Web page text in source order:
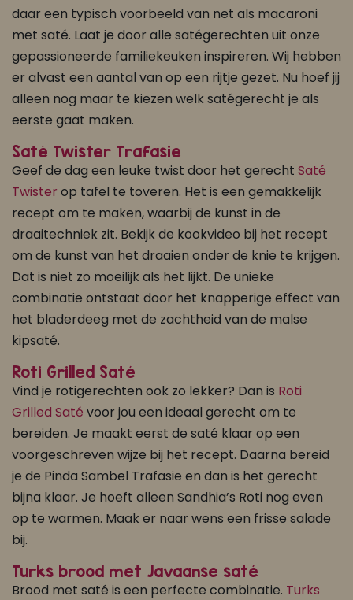
daar een typisch voorbeeld van net als macaroni
met saté. Laat je door alle satégerechten uit onze
gepassioneerde familiekeuken inspireren. Wij hebben
er alvast een aantal van op een rijtje gezet. Nu hoef jij
alleen nog maar te kiezen welk satégerecht je als
eerste gaat maken.
Saté Twister Trafasie
Geef de dag een leuke twist door het gerecht Saté
Twister op tafel te toveren. Het is een gemakkelijk
recept om te maken, waarbij de kunst in de
draaitechniek zit. Bekijk de kookvideo bij het recept
om de kunst van het draaien onder de knie te krijgen.
Dat is niet zo moeilijk als het lijkt. De unieke
combinatie ontstaat door het knapperige effect van
het bladerdeeg met de zachtheid van de malse
kipsaté.
Roti Grilled Saté
Vind je rotigerechten ook zo lekker? Dan is Roti
Grilled Saté voor jou een ideaal gerecht om te
bereiden. Je maakt eerst de saté klaar op een
voorgeschreven wijze bij het recept. Daarna bereid
je de Pinda Sambel Trafasie en dan is het gerecht
bijna klaar. Je hoeft alleen Sandhia’s Roti nog even
op te warmen. Maak er naar wens een frisse salade
bij.
Turks brood met Javaanse saté
Brood met saté is een perfecte combinatie. Turks